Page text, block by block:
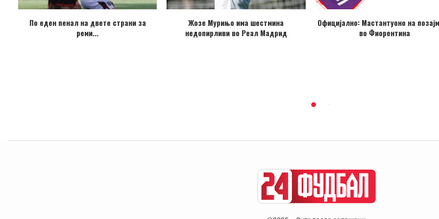
По еден пенал на двете страни за
реми...
Жозе Мурињо има шестмина
недопирливи во Реал Мадрид
Официјално: Мастантуоно на
во Фиорентина